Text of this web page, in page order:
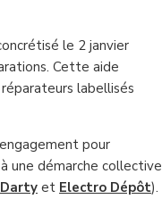
le 2 janvier
Cette aide
labellisés
pour
une démarche collective
et Electro Dépôt).